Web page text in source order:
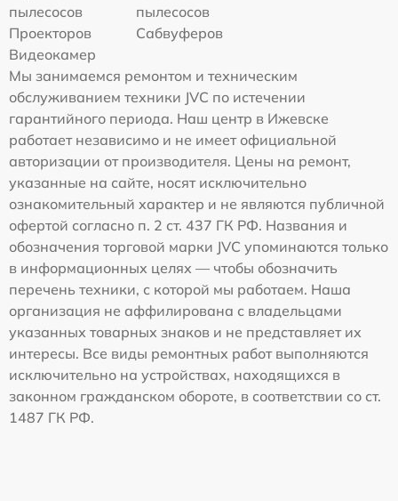
пылесосов
пылесосов
Проекторов
Сабвуферов
Видеокамер
Мы занимаемся ремонтом и техническим
обслуживанием техники JVC по истечении
гарантийного периода. Наш центр в Ижевске
работает независимо и не имеет официальной
авторизации от производителя. Цены на ремонт,
указанные на сайте, носят исключительно
ознакомительный характер и не являются публичной
офертой согласно п. 2 ст. 437 ГК РФ. Названия и
обозначения торговой марки JVC упоминаются только
в информационных целях — чтобы обозначить
перечень техники, с которой мы работаем. Наша
организация не аффилирована с владельцами
указанных товарных знаков и не представляет их
интересы. Все виды ремонтных работ выполняются
исключительно на устройствах, находящихся в
законном гражданском обороте, в соответствии со ст.
1487 ГК РФ.